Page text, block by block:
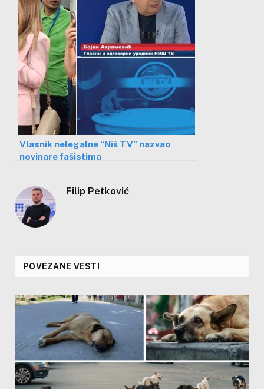
Vlasnik nelegalne “Niš TV” nazvao
novinare fašistima
Filip Petković
POVEZANE VESTI